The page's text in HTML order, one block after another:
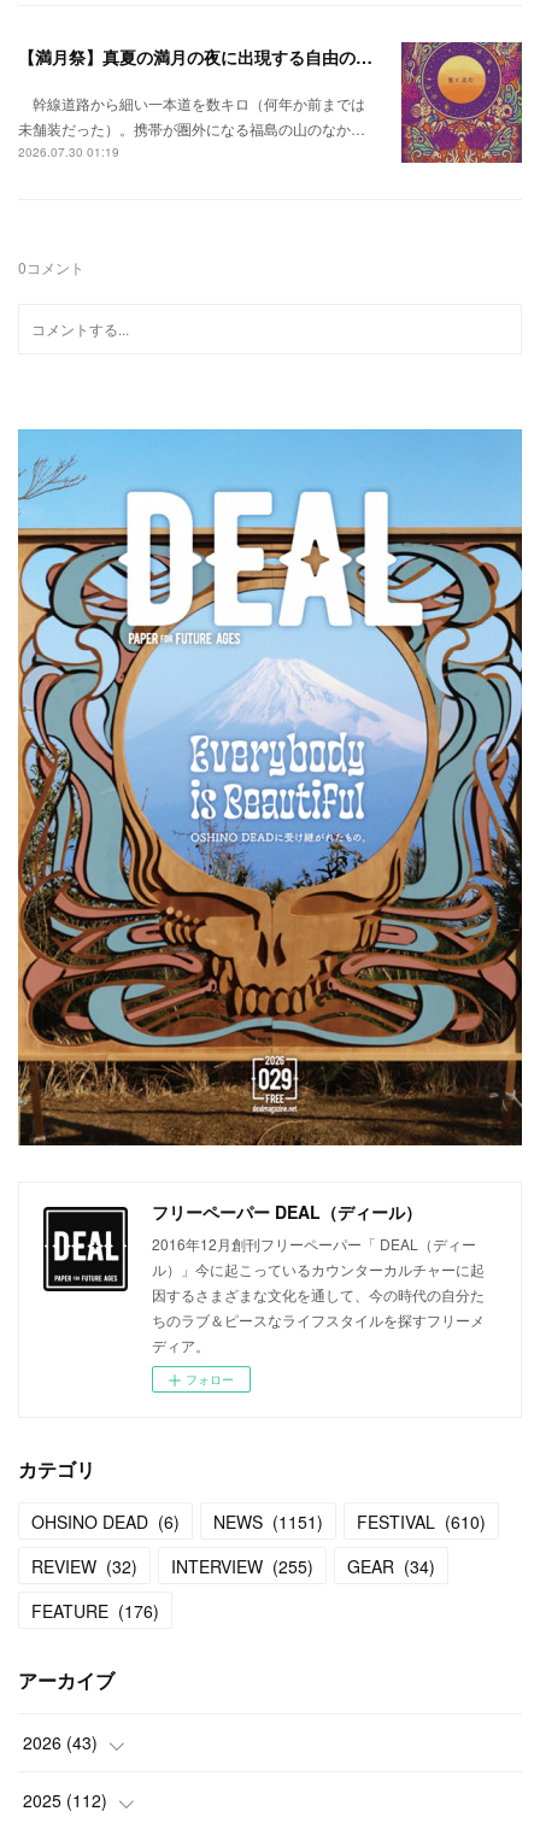
【満月祭】真夏の満月の夜に出現する自由の桃源郷。
幹線道路から細い一本道を数キロ（何年か前までは
未舗装だった）。携帯が圏外になる福島の山のなか…
2026.07.30 01:19
0コメント
フリーペーパー DEAL（ディール）
2016年12月創刊フリーペーパー「 DEAL（ディー
ル）」今に起こっているカウンターカルチャーに起
因するさまざまな文化を通して、今の時代の自分た
ちのラブ＆ピースなライフスタイルを探すフリーメ
ディア。
フォロー
カテゴリ
OHSINO DEAD (6) NEWS (1151) FESTIVAL (610)
REVIEW (32) INTERVIEW (255) GEAR (34)
FEATURE (176)
アーカイブ
2026 (43)
( 2)
2025 (112)